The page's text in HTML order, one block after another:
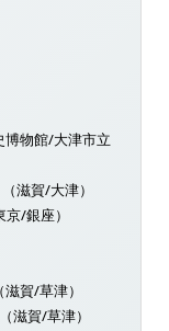
博物館/大津市立
滋賀/大津）
/銀座）
賀/草津）
滋賀/草津）